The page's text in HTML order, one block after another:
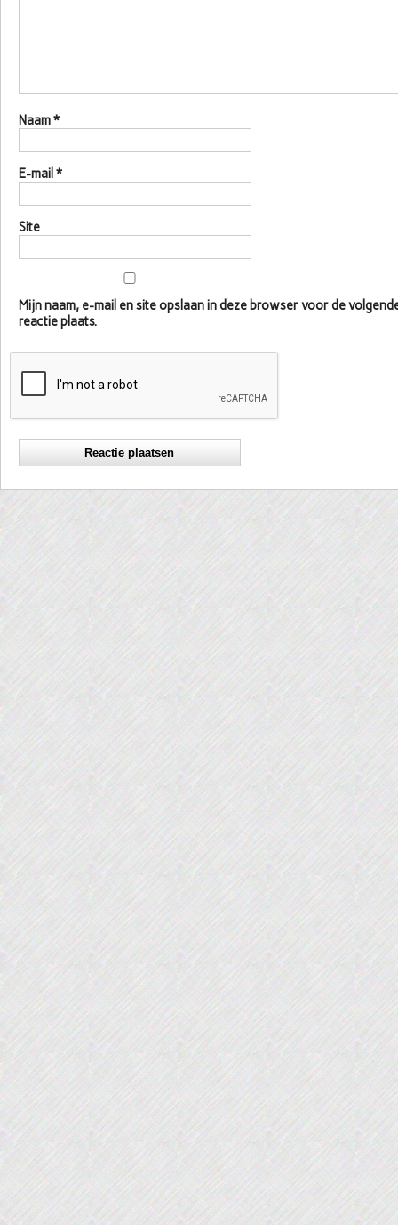
Naam*
E-mail *
Site
Mijn naam, e-mail en site opslaan in deze browser voor de
reactie plaats.